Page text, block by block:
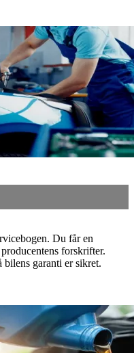
Du får en
forskrifter.
garanti er sikret.